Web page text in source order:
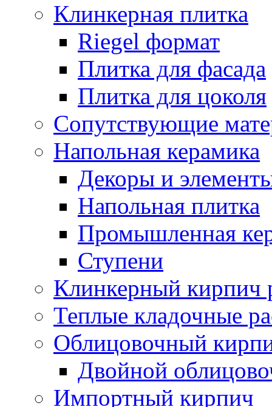
Клинкерная плитка
Riegel формат
Плитка для фасада
Плитка для цоколя
Сопутствующие
Напольная керамика
Декоры и
Напольная плитка
Промышленная
Ступени
Клинкерный кирпич
Теплые кладочные
Облицовочный
Двойной
Импортный кирпич